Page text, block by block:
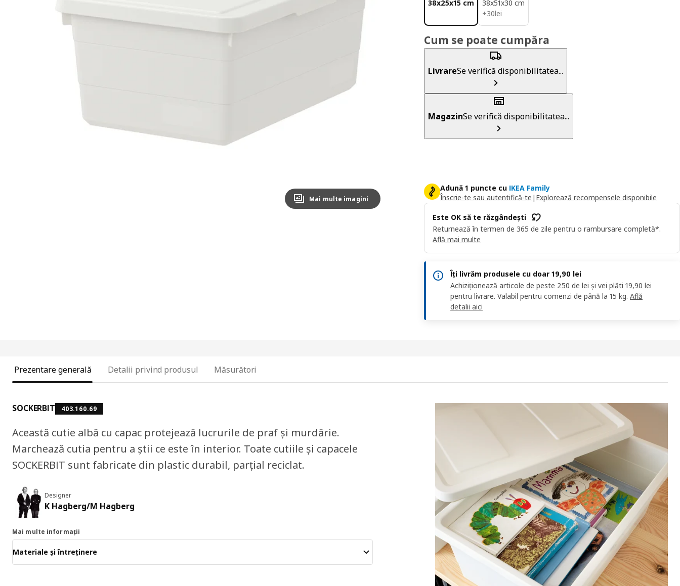
Mai multe imagini
38x25x15 cm
38x51x30 cm
+30lei
30lei
Cum se poate cumpăra
LivrareSe verifică disponibilitatea...
MagazinSe verifică disponibilitatea...
Adună 1 puncte cu IKEA Family
Înscrie-te sau autentifică-te | Explorează recompensele disponibile
Este OK să te răzgândești
Returnează în termen de 365 de zile pentru o rambursare completă*.
Află mai multe
Îți livrăm produsele cu doar 19,90 lei
Achiziționează articole de peste 250 de lei și vei plăti 19,90 lei
pentru livrare. Valabil pentru comenzi de până la 15 kg. Află
detalii aici
Prezentare generală Detalii privind produsul Măsurători
SOCKERBIT 403.160.69
Această cutie albă cu capac protejează lucrurile de praf și murdărie.
Marchează cutia pentru a știi ce este în interior. Toate cutiile și capacele
SOCKERBIT sunt fabricate din plastic durabil, parțial reciclat.
Designer
K Hagberg/M Hagberg
Mai multe informații
Materiale și întreținere